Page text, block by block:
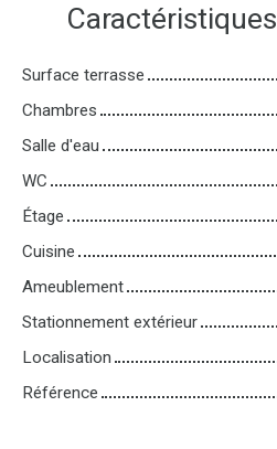
Caractéristiques
Surface terrasse
Chambres
Salle d'eau
WC
Étage
Cuisine
Ameublement
Stationnement extérieur
Localisation
Référence